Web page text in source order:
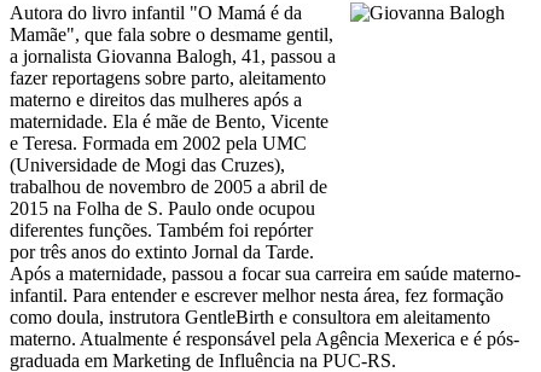
Autora do livro infantil "O Mamá é da
Mamãe", que fala sobre o desmame gentil,
a jornalista Giovanna Balogh, 41, passou a
fazer reportagens sobre parto, aleitamento
materno e direitos das mulheres após a
maternidade. Ela é mãe de Bento, Vicente
e Teresa. Formada em 2002 pela UMC
(Universidade de Mogi das Cruzes),
trabalhou de novembro de 2005 a abril de
2015 na Folha de S. Paulo onde ocupou
diferentes funções. Também foi repórter
por três anos do extinto Jornal da Tarde.
Após a maternidade, passou a focar sua carreira em saúde materno-
infantil. Para entender e escrever melhor nesta área, fez formação
como doula, instrutora GentleBirth e consultora em aleitamento
materno. Atualmente é responsável pela Agência Mexerica e é pós-
graduada em Marketing de Influência na PUC-RS.